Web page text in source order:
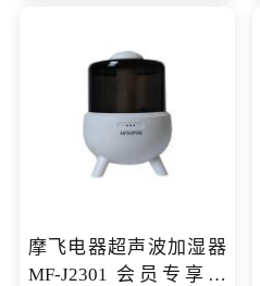
摩飞电器超声波加湿器
MF-J2301 会员专享价